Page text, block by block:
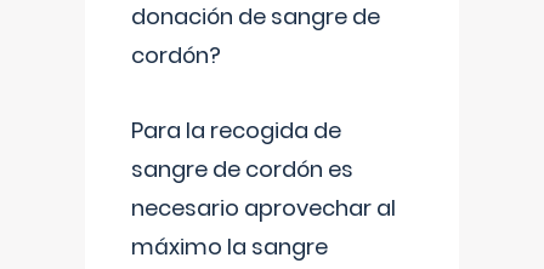
donación de sangre de
cordón?
Para la recogida de
sangre de cordón es
necesario aprovechar al
máximo la sangre